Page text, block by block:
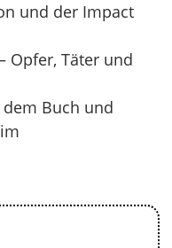
und der Impact
Opfer, Täter und
Buch und